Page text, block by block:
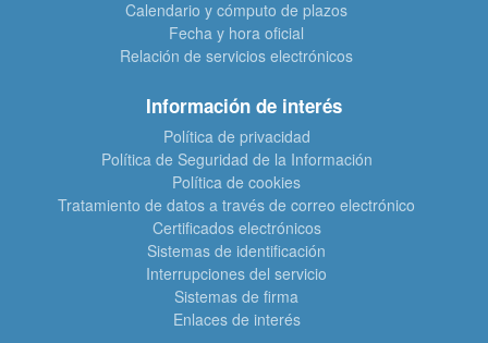
Calendario y cómputo de plazos
Fecha y hora oficial
Relación de servicios electrónicos
Información de interés
Política de privacidad
Política de Seguridad de la Información
Política de cookies
Tratamiento de datos a través de correo electrónico
Certificados electrónicos
Sistemas de identificación
Interrupciones del servicio
Sistemas de firma
Enlaces de interés